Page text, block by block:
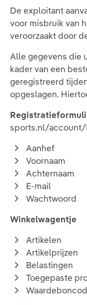
De exploitant
voor misbruik van
veroorzaakt door
Alle gegevens die
kader van een
geregistreerd
opgeslagen.
sports.nl/
Aanhef
Voornaam
Achternaam
E-mail
Wachtwoord
Winkelwagentje
Artikelen
Artikelprijzen
Belastingen
Toegepaste